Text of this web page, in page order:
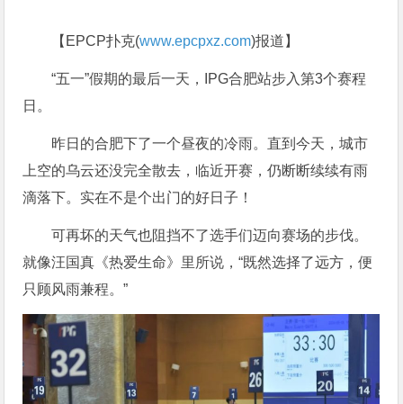
【EPCP扑克(www.epcpxz.com)报道】
“五一”假期的最后一天，IPG合肥站步入第3个赛程
日。
昨日的合肥下了一个昼夜的冷雨。直到今天，城市
上空的乌云还没完全散去，临近开赛，仍断断续续有雨
滴落下。实在不是个出门的好日子！
可再坏的天气也阻挡不了选手们迈向赛场的步伐。
就像汪国真《热爱生命》里所说，“既然选择了远方，便
只顾风雨兼程。”